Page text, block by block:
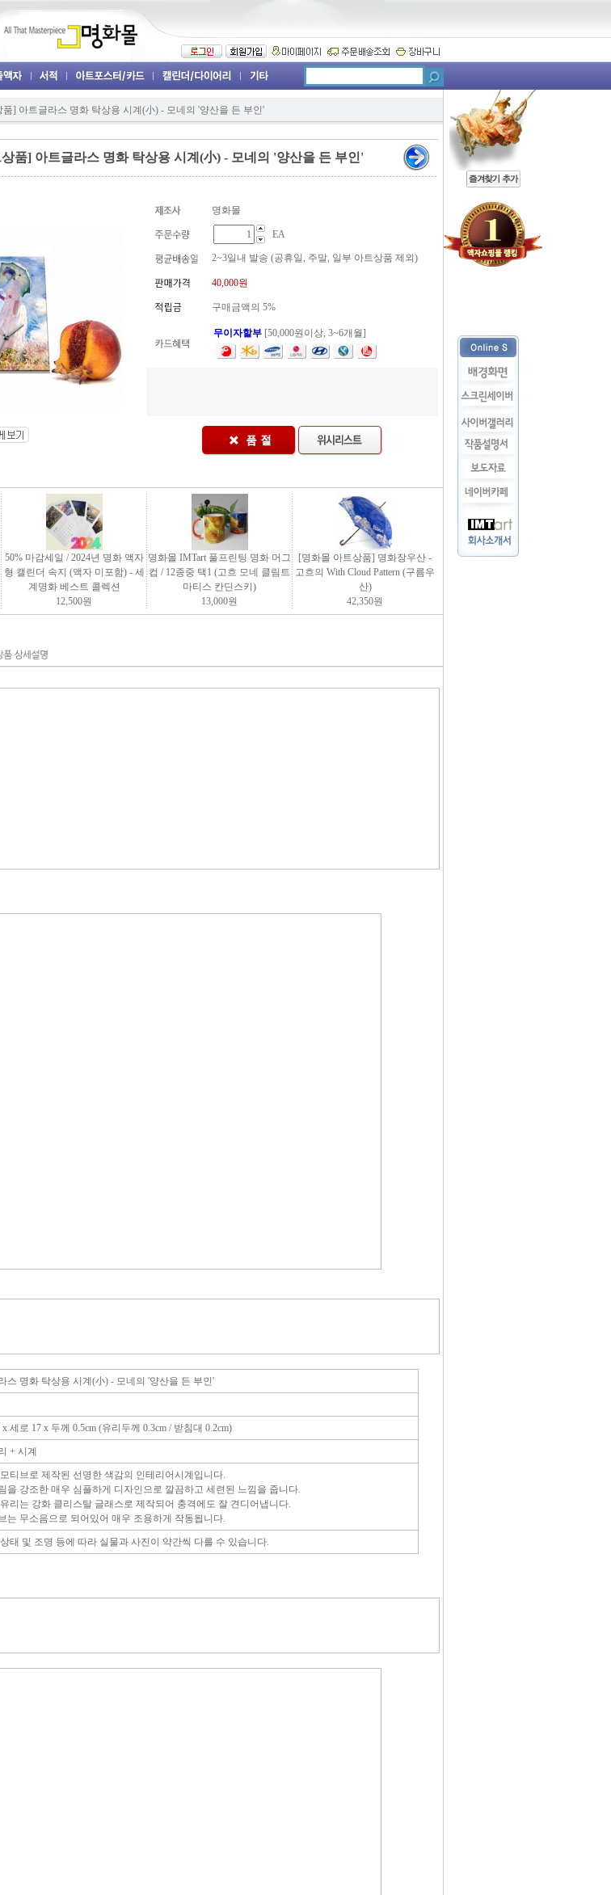
품] 아트글라스 명화 탁상용 시계(小) - 모네의 '양산을 든 부인'
품] 아트글라스 명화 탁상용 시계(小) - 모네의 '양산을 든 부인'
명화몰
EA
2~3일내 발송 (공휴일, 주말, 일부 아트상품 제외)
40,000원
구매금액의 5%
무이자할부 [50,000원이상, 3~6개월]
50% 마감세일 / 2024년 명화 액자
형 캘린더 속지 (액자 미포함) - 세
계명화 베스트 콜렉션
명화몰 IMTart 풀프린팅 명화 머그
컵 / 12종중 택1 (고흐 모네 클림트
마티스 칸딘스키)
[명화몰 아트상품] 명화장우산 -
고흐의 With Cloud Pattern (구름우
산)
12,500원 13,000원 42,350원
스 명화 탁상용 시계(小) - 모네의 '양산을 든 부인'
x 세로 17 x 두께 0.5cm (유리두께 0.3cm / 받침대 0.2cm)
+ 시계
티브로 제작된 선명한 색감의 인테리어시계입니다.
을 강조한 매우 심플하게 디자인으로 깔끔하고 세련된 느낌을 줍니다.
리는 강화 클리스탈 글래스로 제작되어 충격에도 잘 견디어냅니다.
는 무소음으로 되어있어 매우 조용하게 작동됩니다.
태 및 조명 등에 따라 실물과 사진이 약간씩 다를 수 있습니다.